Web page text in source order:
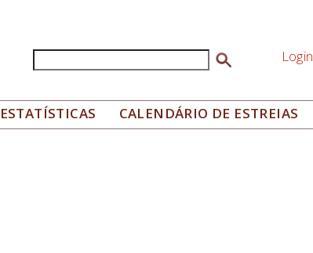
Formulário de busca Login
ESTATÍSTICAS CALENDÁRIO DE ESTREIAS